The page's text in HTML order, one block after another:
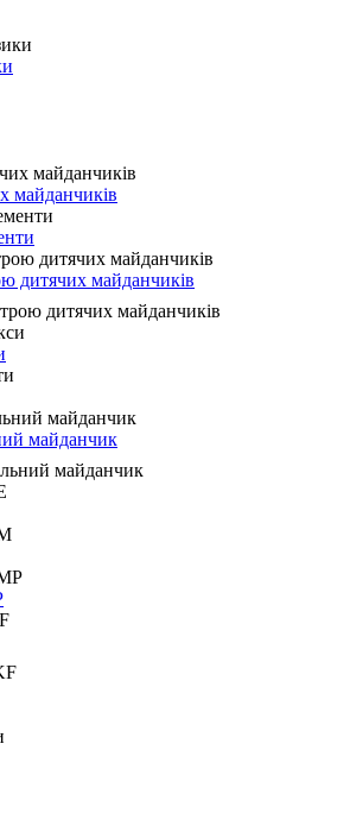
майданчиків
дитячих майданчиків
дитячих майданчиків
майданчик
майданчик